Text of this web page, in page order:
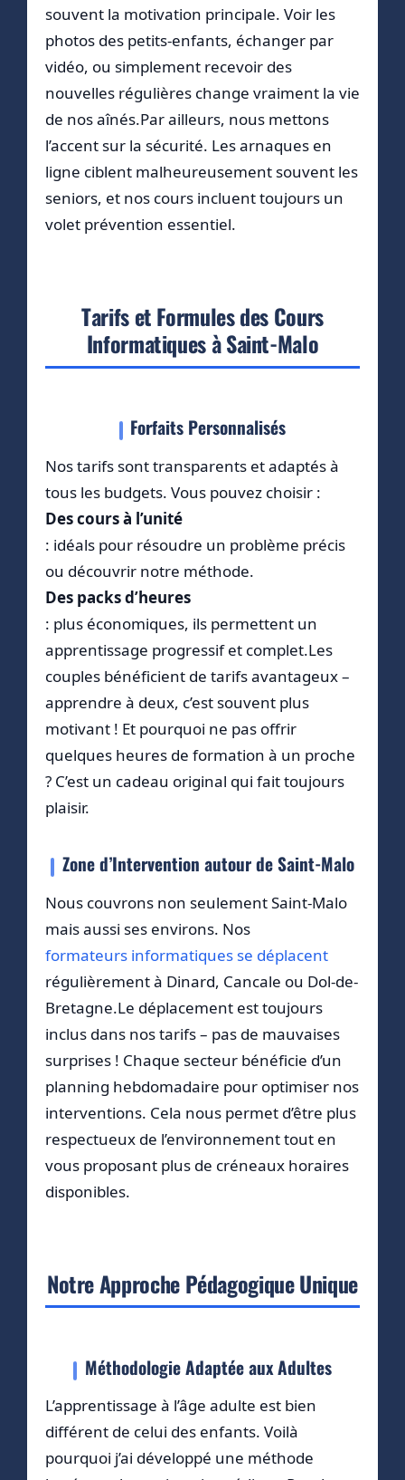
souvent la motivation principale. Voir les
photos des petits-enfants, échanger par
vidéo, ou simplement recevoir des
nouvelles régulières change vraiment la vie
de nos aînés.Par ailleurs, nous mettons
l’accent sur la sécurité. Les arnaques en
ligne ciblent malheureusement souvent les
seniors, et nos cours incluent toujours un
volet prévention essentiel.
Tarifs et Formules des Cours
Informatiques à Saint-Malo
Forfaits Personnalisés
Nos tarifs sont transparents et adaptés à
tous les budgets. Vous pouvez choisir :
Des cours à l’unité
: idéals pour résoudre un problème précis
ou découvrir notre méthode.
Des packs d’heures
: plus économiques, ils permettent un
apprentissage progressif et complet.Les
couples bénéficient de tarifs avantageux –
apprendre à deux, c’est souvent plus
motivant ! Et pourquoi ne pas offrir
quelques heures de formation à un proche
? C’est un cadeau original qui fait toujours
plaisir.
Zone d’Intervention autour de Saint-Malo
Nous couvrons non seulement Saint-Malo
mais aussi ses environs. Nos
formateurs informatiques se déplacent
régulièrement à Dinard, Cancale ou Dol-de-
Bretagne.Le déplacement est toujours
inclus dans nos tarifs – pas de mauvaises
surprises ! Chaque secteur bénéficie d’un
planning hebdomadaire pour optimiser nos
interventions. Cela nous permet d’être plus
respectueux de l’environnement tout en
vous proposant plus de créneaux horaires
disponibles.
Notre Approche Pédagogique Unique
Méthodologie Adaptée aux Adultes
L’apprentissage à l’âge adulte est bien
différent de celui des enfants. Voilà
pourquoi j’ai développé une méthode